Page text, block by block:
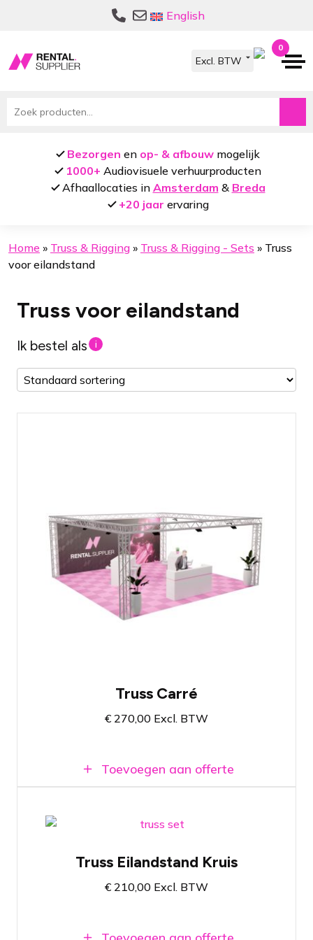
navigatie
inhoud
English
0
Zoeken
Bezorgen en op- & afbouw mogelijk
1000+ Audiovisuele verhuurproducten
Afhaallocaties in Amsterdam & Breda
+20 jaar ervaring
Home » Truss & Rigging » Truss & Rigging - Sets » Truss
voor eilandstand
Truss voor eilandstand
Ik bestel als i
Truss constructie - 7 x 7 x 3 mtr (L x B x
H)
Afmetingen volledig naar wens aan te
passen (meerprijs)
Beschikbaar in zilver en zwart
Truss Carré
€ 270,00 Excl. BTW
Toevoegen aan offerte
Truss constructie - 6,71 x 6,71 x 3 mtr (L
Afmetingen volledig naar wens aan te
passen (meerprijs)
Beschikbaar in zilver en zwart
Truss Eilandstand Kruis
€ 210,00 Excl. BTW